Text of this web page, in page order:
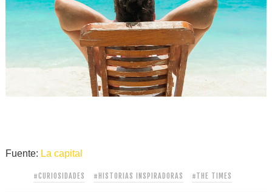
Fuente: La capital
#CURIOSIDADES #HISTORIAS INSPIRADORAS #THE TIMES